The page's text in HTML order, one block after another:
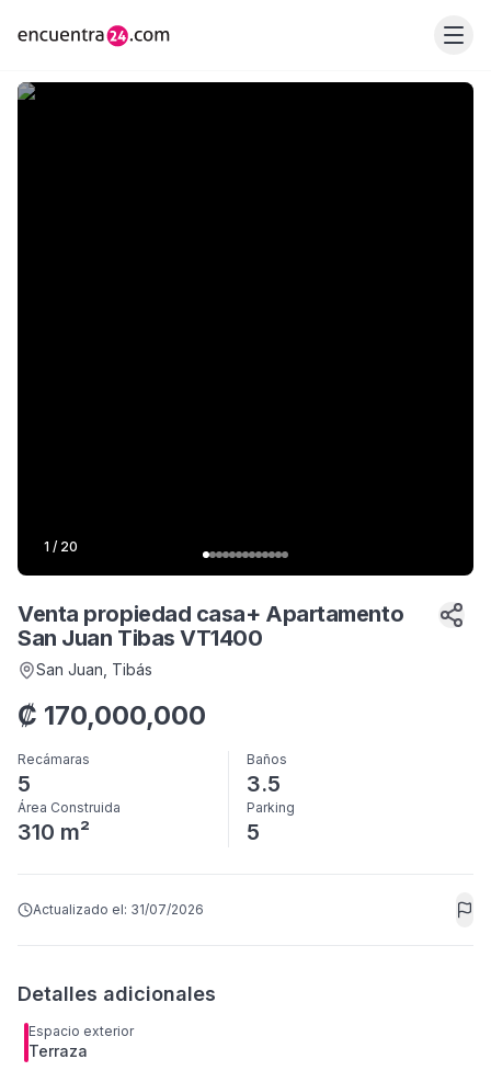
1 / 20
Venta propiedad casa+ Apartamento
San Juan Tibas VT1400
San Juan , Tibás
₡ 170,000,000
Recámaras
5
Baños
3.5
Área Construida
310 m²
Parking
5
Actualizado el: 31/07/2026
Detalles adicionales
Espacio exterior
Terraza